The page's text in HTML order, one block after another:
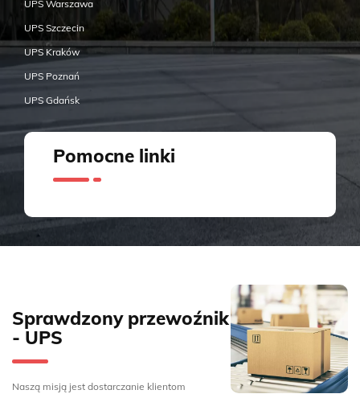
UPS Warszawa
UPS Szczecin
UPS Kraków
UPS Poznań
UPS Gdańsk
Pomocne linki
Sprawdzony przewoźnik
- UPS
Naszą misją jest dostarczanie klientom